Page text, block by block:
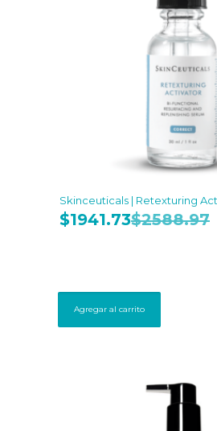
Skinceuticals | Retexturing
$1941.73$2588.97
Agregar al carrito